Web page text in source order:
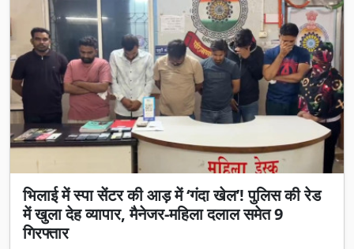
भिलाई में स्पा सेंटर की आड़ में ‘गंदा खेल’! पुलिस की रेड
में खुला देह व्यापार, मैनेजर-महिला दलाल समेत 9
गिरफ्तार